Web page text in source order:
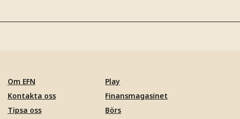
Om EFN
Kontakta oss
Tipsa oss
Play
Finansmagasinet
Börs